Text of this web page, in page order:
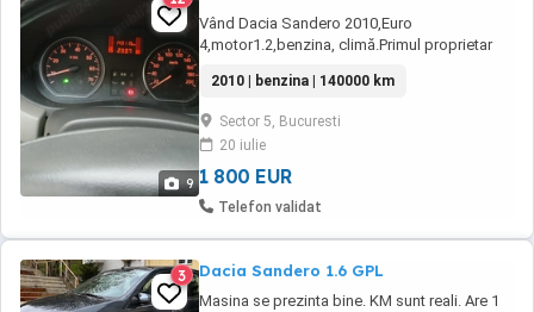
9
Vând Dacia Sandero 2010,Euro
4,motor1.2,benzina, climă.Primul proprietar
seasons,casetofon cu usb și bluetooth cu
display touch.Huse noi . Tapițerie
bună.Caroserie fara rugină.Vizualizare in
Bucuresti sector 5. Fara Ac doar clima.Rog
seriozitate.Nr de telefon ...
2010 | benzina | 140000 km
Sector 5, Bucuresti
20 iulie
1 800 EUR
Telefon validat
3 Dacia Sandero 1.6 GPL
Masina se prezinta bine. KM sunt reali. Are 1